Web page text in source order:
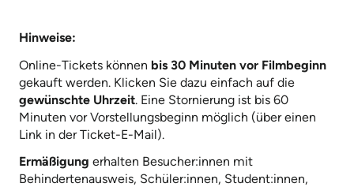
Hinweise:
Online-Tickets können bis 30 Minuten vor Filmbeginn
gekauft werden. Klicken Sie dazu einfach auf die
gewünschte Uhrzeit. Eine Stornierung ist bis 60
Minuten vor Vorstellungsbeginn möglich (über einen
Link in der Ticket-E-Mail).
Ermäßigung erhalten Besucher:innen mit
Behindertenausweis, Schüler:innen, Student:innen,